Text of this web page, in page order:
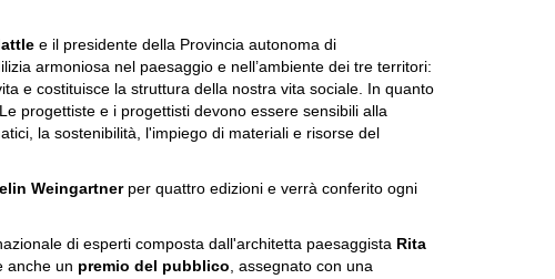
e il presidente della Provincia autonoma di
armoniosa nel paesaggio e nell’ambiente dei tre territori:
e costituisce la struttura della nostra vita sociale. In quanto
progettiste e i progettisti devono essere sensibili alla
la sostenibilità, l'impiego di materiali e risorse del
Weingartner per quattro edizioni e verrà conferito ogni
di esperti composta dall'architetta paesaggista Rita
anche un premio del pubblico , assegnato con una